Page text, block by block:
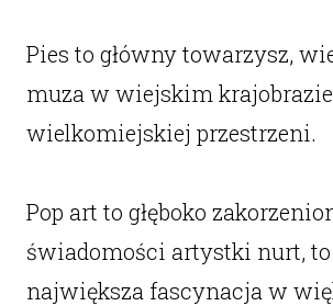
Pies to główny towarzysz,
muza w wiejskim
wielkomiejskiej przestrzeni.
Pop art to głęboko
świadomości artystki nurt,
największa fascynacja w